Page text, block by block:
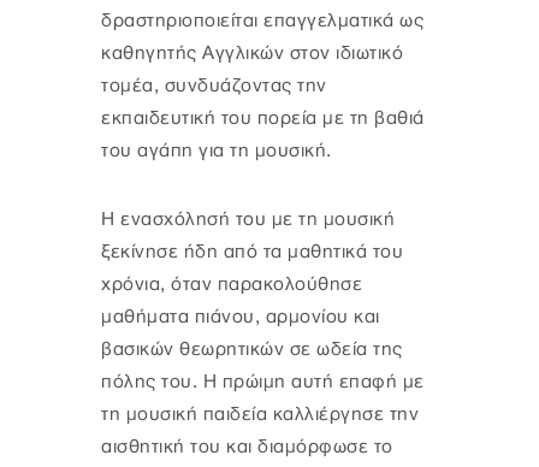
δραστηριοποιείται επαγγελματικά ως
καθηγητής Αγγλικών στον ιδιωτικό
τομέα, συνδυάζοντας την
εκπαιδευτική του πορεία με τη βαθιά
του αγάπη για τη μουσική.
Η ενασχόλησή του με τη μουσική
ξεκίνησε ήδη από τα μαθητικά του
χρόνια, όταν παρακολούθησε
μαθήματα πιάνου, αρμονίου και
βασικών θεωρητικών σε ωδεία της
πόλης του. Η πρώιμη αυτή επαφή με
τη μουσική παιδεία καλλιέργησε την
αισθητική του και διαμόρφωσε το